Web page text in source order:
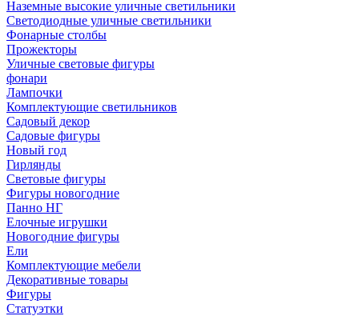
Наземные высокие уличные светильники
Светодиодные уличные светильники
Фонарные столбы
Прожекторы
Уличные световые фигуры
фонари
Лампочки
Комплектующие светильников
Садовый декор
Садовые фигуры
Новый год
Гирлянды
Световые фигуры
Фигуры новогодние
Панно НГ
Елочные игрушки
Новогодние фигуры
Ели
Комплектующие мебели
Декоративные товары
Фигуры
Статуэтки